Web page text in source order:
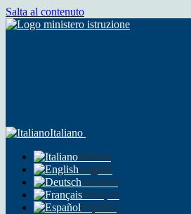
Salta al contenuto
Italiano
Italiano
English
Deutsch
Français
Español